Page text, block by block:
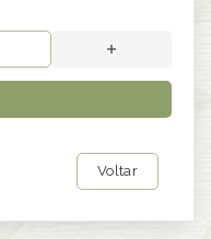
Voltar